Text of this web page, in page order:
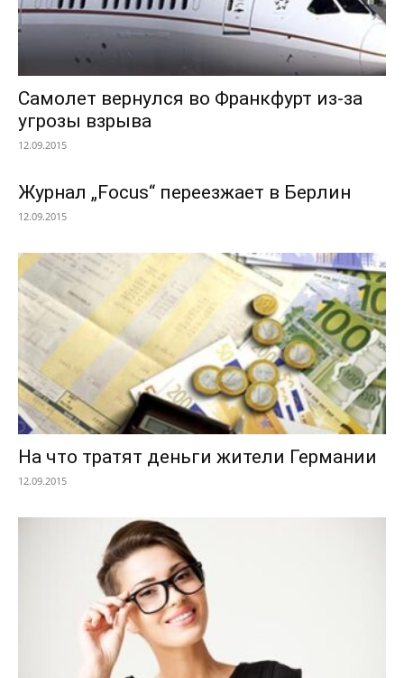
Самолет вернулся во Франкфурт из-за
угрозы взрыва
12.09.2015
Журнал „Focus“ переезжает в Берлин
12.09.2015
На что тратят деньги жители Германии
12.09.2015